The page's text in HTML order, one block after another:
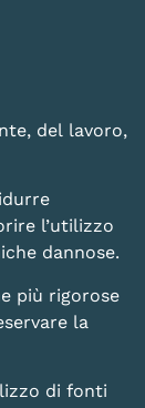
del lavoro,
l’utilizzo
dannose.
più rigorose
la
di fonti